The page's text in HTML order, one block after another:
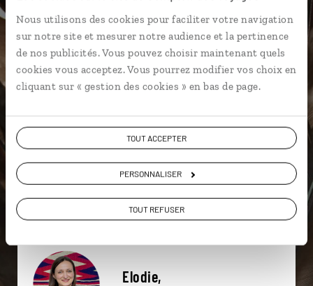
Nous utilisons des cookies pour faciliter votre navigation
sur notre site et mesurer notre audience et la pertinence
de nos publicités. Vous pouvez choisir maintenant quels
cookies vous acceptez. Vous pourrez modifier vos choix en
cliquant sur « gestion des cookies » en bas de page.
TOUT ACCEPTER
PERSONNALISER
TOUT REFUSER
Une envie de voyage
particulière ?
Alberta Baleine au Canada Calgary
Grizzli Hydravion - Canada
Baleine
Elodie,